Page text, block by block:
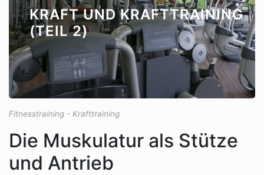
KRAFT UND KRAFTTRAINING
(TEIL 2)
Fitnesstraining - Krafttraining
Die Muskulatur als Stütze
und Antrieb